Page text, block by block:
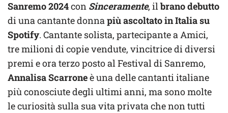
Sanremo 2024con Sinceramente, ilbrano debutto
di una cantante donna più ascoltato in Italia su
Spotify. Cantante solista, partecipante a Amici,
tre milioni di copie vendute, vincitrice di diversi
premi e ora terzo posto al Festival di Sanremo,
Annalisa Scarroneè una delle cantanti italiane
più conosciute degli ultimi anni, ma sono molte
le curiosità sulla sua vita privata che non tutti